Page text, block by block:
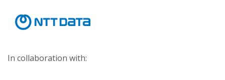
In collaboration with: